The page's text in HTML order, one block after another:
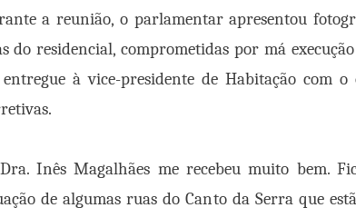
a reunião, o parlamentar apresentou
do residencial, comprometidas por má
à vice-presidente de Habitação com
Dra. Inês Magalhães me recebeu muito bem.
de algumas ruas do Canto da Serra que